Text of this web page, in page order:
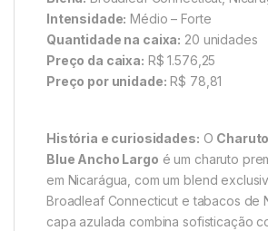
Intensidade: Médio – Forte
Quantidade na caixa: 20 unidades
Preço da caixa: R$ 1.576,25
Preço por unidade: R$ 78,81
História e curiosidades: O
Blue Ancho Largo é um charuto
em Nicarágua, com um blend
Broadleaf Connecticut e tabacos de
capa azulada combina sofisticação